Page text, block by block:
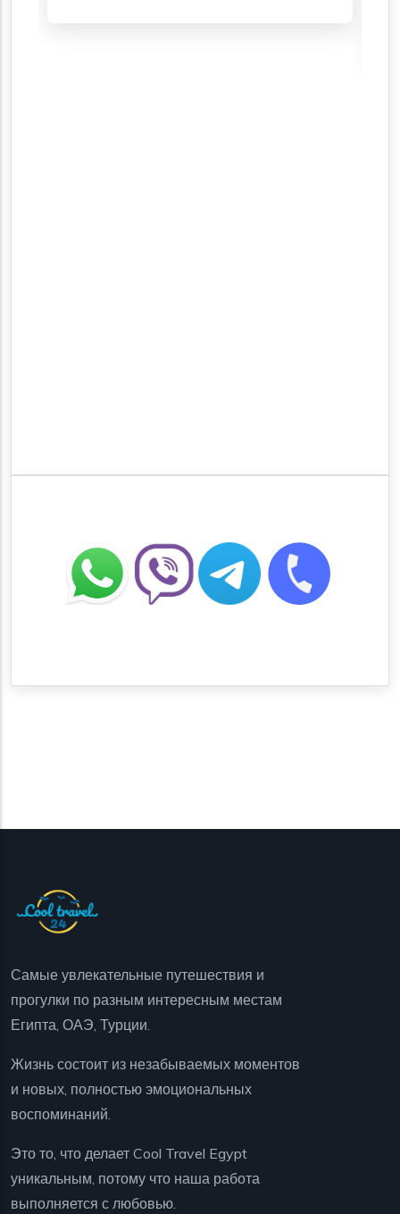
Самые увлекательные путешествия и
прогулки по разным интересным местам
Египта, ОАЭ, Турции.
Жизнь состоит из незабываемых моментов
и новых, полностью эмоциональных
воспоминаний.
Это то, что делает Cool Travel Egypt
уникальным, потому что наша работа
выполняется с любовью.